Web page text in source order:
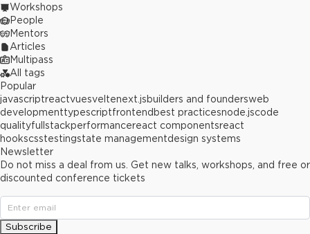
Workshops
People
Mentors
Articles
Multipass
All tags
Popular
javascriptreactvuesveltenext.jsbuilders and foundersweb
developmenttypescriptfrontend best practicesnode.jscode
qualityfullstackperformancereact componentsreact
hookscsstestingstate managementdesign systems
Newsletter
Do not miss a deal from us. Get new talks, workshops, and free or
discounted conference tickets
Subscribe